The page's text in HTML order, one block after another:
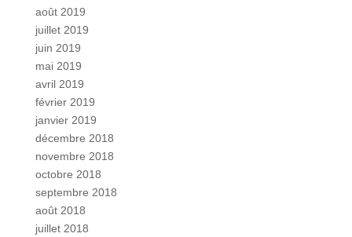
août 2019
juillet 2019
juin 2019
mai 2019
avril 2019
février 2019
janvier 2019
décembre 2018
novembre 2018
octobre 2018
septembre 2018
août 2018
juillet 2018